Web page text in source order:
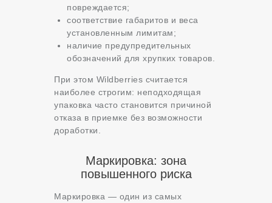
повреждается;
соответствие габаритов и веса
установленным лимитам;
наличие предупредительных
обозначений для хрупких товаров.
При этом Wildberries считается
наиболее строгим: неподходящая
упаковка часто становится причиной
отказа в приемке без возможности
доработки.
Маркировка: зона
повышенного риска
Маркировка — один из самых